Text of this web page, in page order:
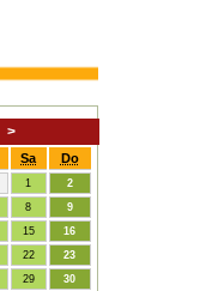
>
Sa Do
1
2
8
9
15
16
22
23
29 30